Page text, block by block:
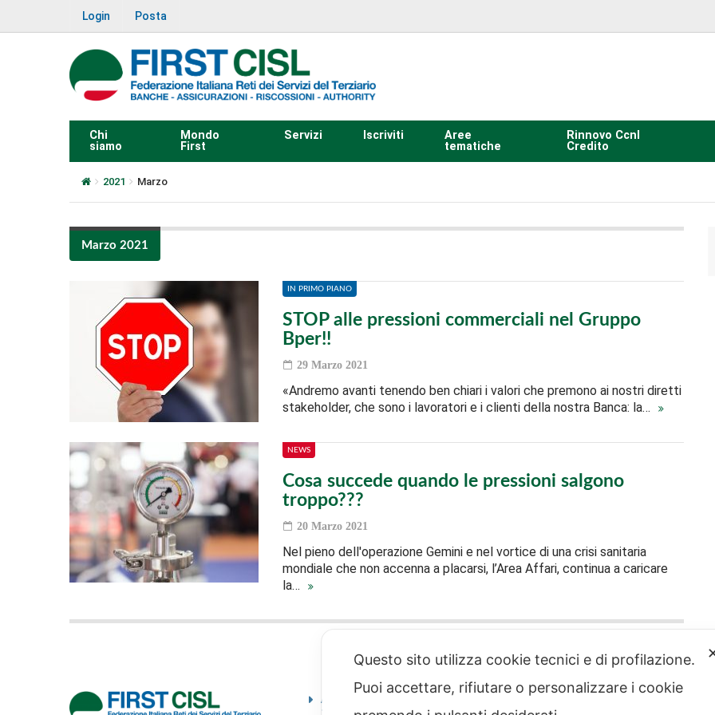
Login Posta
Chi
siamo
Mondo
First
Servizi Iscriviti
Aree
tematiche
Rinnovo Ccnl
Credito
2021 Marzo
Marzo 2021
IN PRIMO PIANO
STOP alle pressioni commerciali nel Gruppo
Bper!!
29 Marzo 2021
«Andremo avanti tenendo ben chiari i valori che premono ai nostri diretti
stakeholder, che sono i lavoratori e i clienti della nostra Banca: la…
NEWS
Cosa succede quando le pressioni salgono
troppo???
20 Marzo 2021
Nel pieno dell'operazione Gemini e nel vortice di una crisi sanitaria
mondiale che non accenna a placarsi, l’Area Affari, continua a caricare
la…
Amministrazione
trasparente
Questo sito utilizza cookie tecnici e di profilazione.
Puoi accettare, rifiutare o personalizzare i cookie